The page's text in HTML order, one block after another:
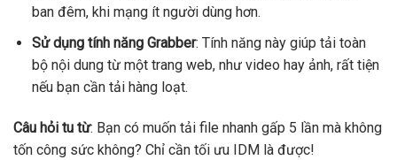
ban đêm, khi mạng ít người dùng hơn.
Sử dụng tính năng Grabber: Tính năng này giúp tải toàn
bộ nội dung từ một trang web, như video hay ảnh, rất tiện
nếu bạn cần tải hàng loạt.
Câu hỏi tu từ: Bạn có muốn tải file nhanh gấp 5 lần mà không
tốn công sức không? Chỉ cần tối ưu IDM là được!